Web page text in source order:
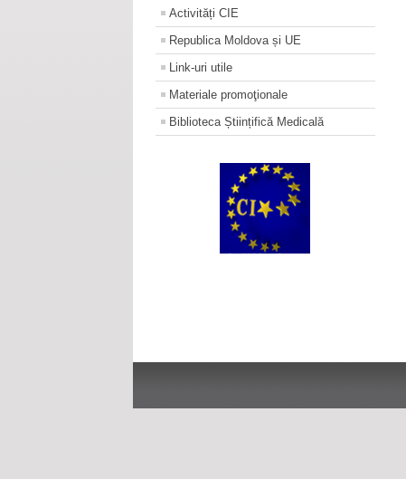
Activități CIE
Republica Moldova și UE
Link-uri utile
Materiale promoţionale
Biblioteca Științifică Medicală